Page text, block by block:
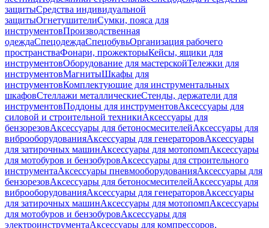
защитыСредства индивидуальной
защитыОгнетушителиСумки, пояса для
инструментовПроизводственная
одеждаСпецодеждаСпецобувьОрганизация рабочего
пространстваФонари, прожекторыКейсы, ящики для
инструментовОборудование для мастерскойТележки для
инструментовМагнитыШкафы для
инструментовКомплектующие для инструментальных
шкафовСтеллажи металлическиеСтенды, держатели для
инструментовПоддоны для инструментовАксессуары для
силовой и строительной техникиАксессуары для
бензорезовАксессуары для бетоносмесителейАксессуары для
виброоборудованияАксессуары для генераторовАксессуары
для затирочных машинАксессуары для мотопомпАксессуары
для мотобуров и бензобуровАксессуары для строительного
инструментаАксессуары пневмооборудованияАксессуары для
бензорезовАксессуары для бетоносмесителейАксессуары для
виброоборудованияАксессуары для генераторовАксессуары
для затирочных машинАксессуары для мотопомпАксессуары
для мотобуров и бензобуровАксессуары для
электроинструментаАксессуары для компрессоров,